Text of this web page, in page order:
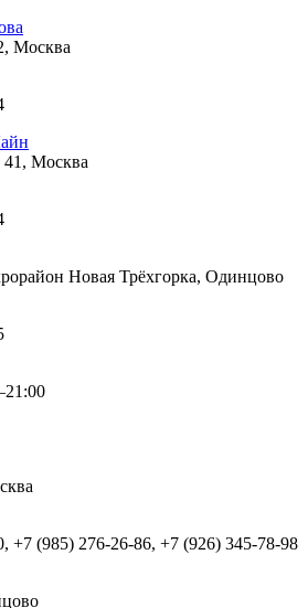
Москва
Москва
Новая Трёхгорка, Одинцово
+7 (985) 276-26-86, +7 (926) 345-78-98